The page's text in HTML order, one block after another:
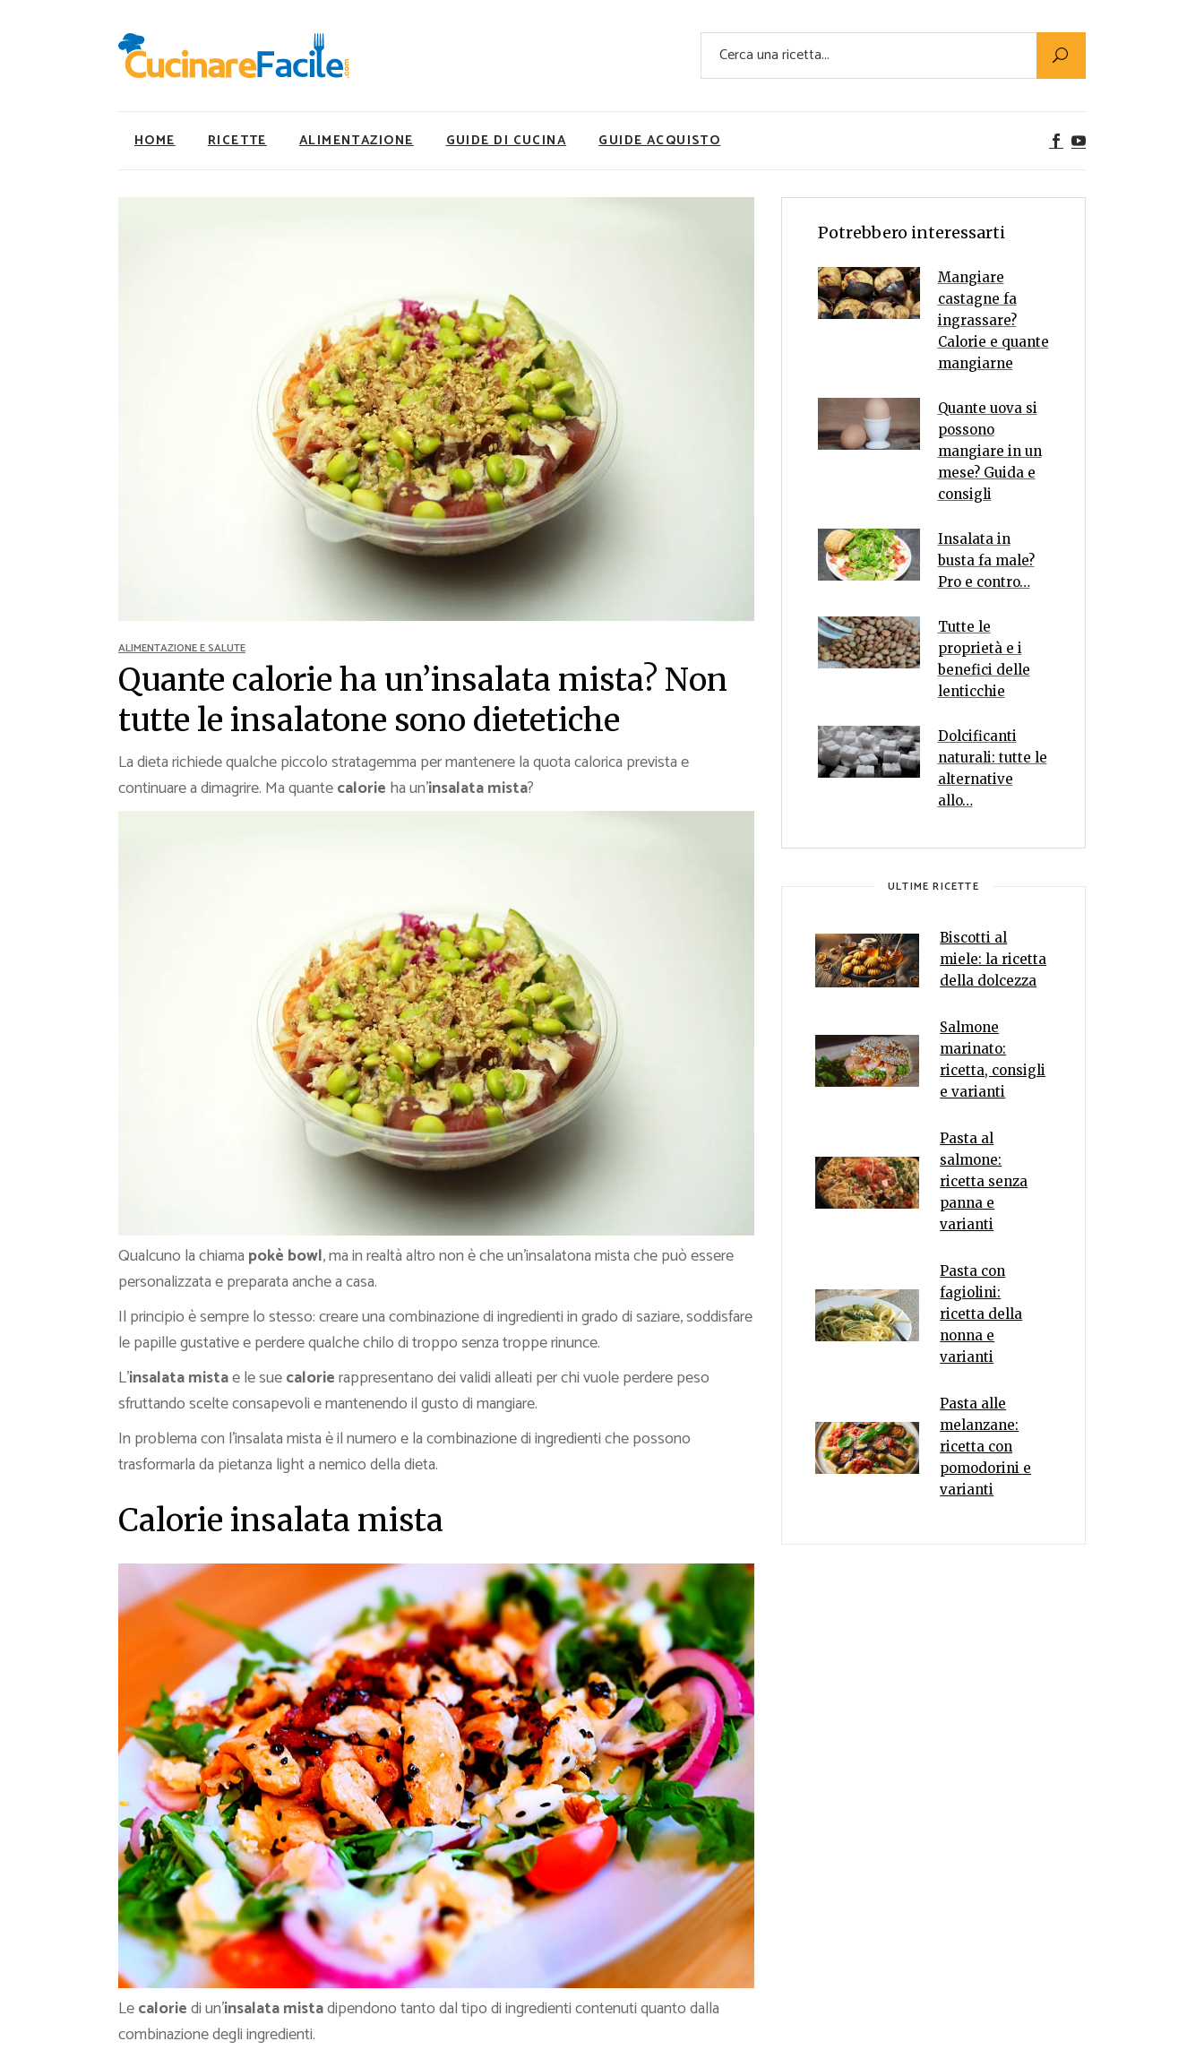
Cerca
HOME RICETTE
Ricette Facili e Veloci
Ricette Pizze e Rustici
Ricette Contorni
Ricette Piatti unici
Ricette Pesce
Video Ricette
Ricette per Ingrediente
ALIMENTAZIONE
Utility
Ricette Vegane
Rumors
GUIDE DI CUCINA GUIDE ACQUISTO
Ricette Facili e Veloci
Ricette Primi Piatti
Ricette Dolci
Ricette Carne
Ricette Secondi
Utility
Super Alimenti
Ricette Vegetariane
Rumors
ALIMENTAZIONE E SALUTE
Quante calorie ha un’insalata mista? Non
tutte le insalatone sono dietetiche
La dieta richiede qualche piccolo stratagemma per mantenere la quota calorica prevista e
continuare a dimagrire. Ma quantecalorie ha un’insalata mista?
Qualcuno la chiama pokè bowl, ma in realtà altro non è che un’insalatona mista che può essere
personalizzata e preparata anche a casa.
Il principio è sempre lo stesso: creare una combinazione di ingredienti in grado di saziare, soddisfare
le papille gustative e perdere qualche chilo di troppo senza troppe rinunce.
L’insalata mistae le suecalorierappresentano dei validi alleati per chi vuole perdere peso
sfruttando scelte consapevoli e mantenendo il gusto di mangiare.
In problema con l’insalata mista è il numero e la combinazione di ingredienti che possono
trasformarla da pietanza light a nemico della dieta.
Calorie insalata mista
Lecaloriedi un’insalata mistadipendono tanto dal tipo di ingredienti contenuti quanto dalla
combinazione degli ingredienti.
Potrebbero interessarti
Mangiare
castagne fa
ingrassare?
Calorie e quante
mangiarne
Quante uova si
possono
mangiare in un
mese? Guida e
consigli
Insalata in
busta fa male?
Pro e contro…
Tutte le
proprietà e i
benefici delle
lenticchie
Dolcificanti
naturali: tutte le
alternative
allo…
ULTIME RICETTE
Biscotti al
miele: la ricetta
della dolcezza
Salmone
marinato:
ricetta, consigli
e varianti
Pasta al
salmone:
ricetta senza
panna e
varianti
Pasta con
fagiolini:
ricetta della
nonna e
varianti
Pasta alle
melanzane:
ricetta con
pomodorini e
varianti